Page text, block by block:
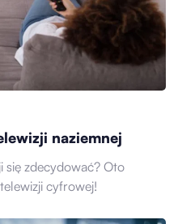
naziemnej
się zdecydować? Oto
cyfrowej!